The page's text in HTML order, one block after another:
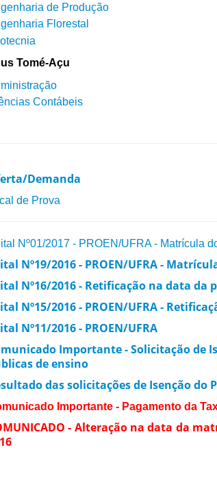
de Produção
Florestal
Tomé-Açu
Contábeis
Demanda
de Prova
Nº01/2017 - PROEN/UFRA - Matrícula
Nº19/2016 - PROEN/UFRA -
Nº16/2016 - Retificação na data da
Nº15/2016 - PROEN/UFRA -
Nº11/2016 - PROEN/UFRA
Importante - Solicitação de
de ensino
das solicitações de Isenção do
Importante - Pagamento da
- Alteração na data da